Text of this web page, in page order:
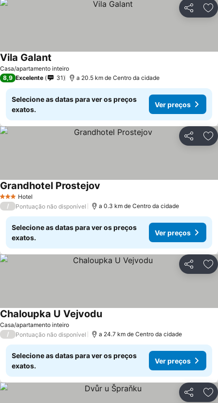
Partilhar
Casa/apartamento inteiro
Vila Galant
8,9 Excelente 31 a 20.5 km de Centro da cidade
Selecione as datas para ver os preços
exatos.
Ver preços
Partilhar
3 EstrelasHotel
Grandhotel Prostejov
/ Pontuação não disponível a 0.3 km de Centro da cidade
Selecione as datas para ver os preços
exatos.
Ver preços
Partilhar
Casa/apartamento inteiro
Chaloupka U VejvoduVer preços
/ Pontuação não disponível a 24.7 km de Centro da cidade
Selecione as datas para ver os preços
exatos.
Ver preços
Partilhar